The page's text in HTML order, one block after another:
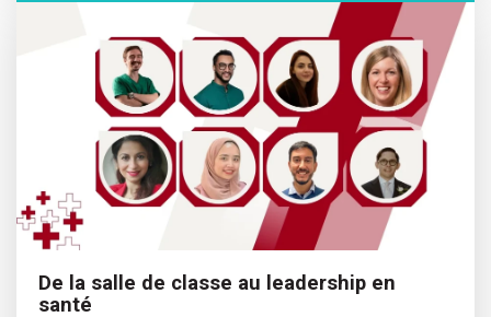
De la salle de classe au leadership en
santé